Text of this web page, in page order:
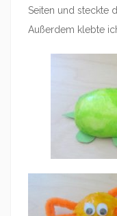
Seiten und steckte
Außerdem klebte